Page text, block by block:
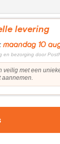
levering
maandag 10
en bezorging door
veilig met een
aannemen.